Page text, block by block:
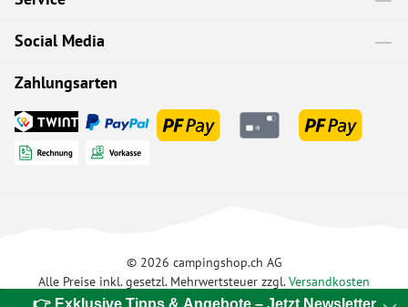
Social Media
Zahlungsarten
© 2026 campingshop.ch AG
Alle Preise inkl. gesetzl. Mehrwertsteuer zzgl.Versandkosten
👉 Exklusive Tipps & Angebote – Jetzt Newsletter